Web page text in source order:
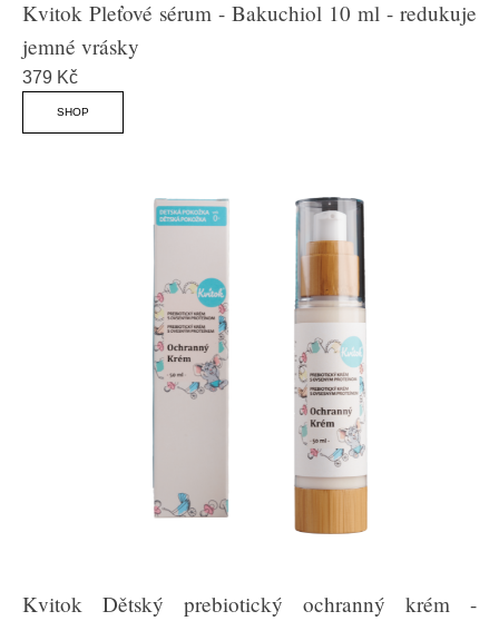
Kvitok Pleťové sérum - Bakuchiol 10 ml - redukuje
jemné vrásky
379 Kč
SHOP
Kvitok Dětský prebiotický ochranný krém -